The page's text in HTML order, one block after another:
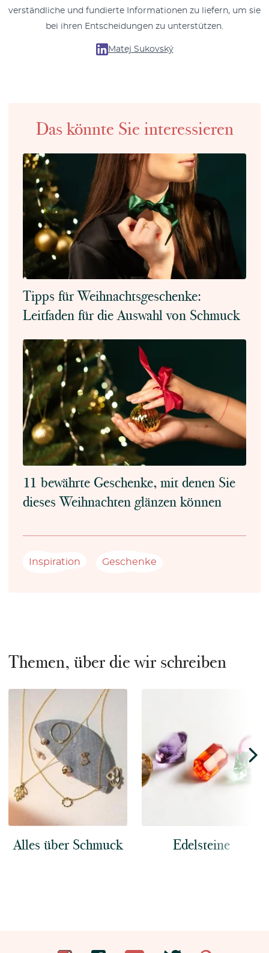
verständliche und fundierte Informationen zu liefern, um sie
bei ihren Entscheidungen zu unterstützen.
Matej Sukovský
Das könnte Sie interessieren
Tipps für Weihnachtsgeschenke:
Leitfaden für die Auswahl von Schmuck
11 bewährte Geschenke, mit denen Sie
dieses Weihnachten glänzen können
Inspiration Geschenke
Themen, über die wir schreiben
Alles über Schmuck Edelsteine